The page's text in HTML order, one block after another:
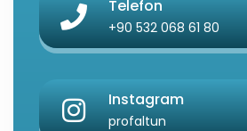
Telefon
+90 532 068 61 80
Instagram
profaltun